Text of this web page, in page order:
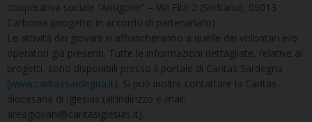
cooperativa sociale “Antigone” – Via Filzi 2 (Serbariu), 09013
Carbonia (progetto in accordo di partenariato).
Le attività dei giovani si affiancheranno a quelle dei volontari e/o
operatori già presenti. Tutte le informazioni dettagliate, relative ai
progetti, sono disponibili presso il portale di Caritas Sardegna
(www.caritassardegna.it). Si può inoltre contattare la Caritas
diocesana di Iglesias (all’indirizzo e-mail:
areagiovani@caritasiglesias.it).